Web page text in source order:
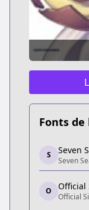
Fonts
Seven
Seven
https://
Official Site
Official Site
S Seven
Seven
O Official
Official